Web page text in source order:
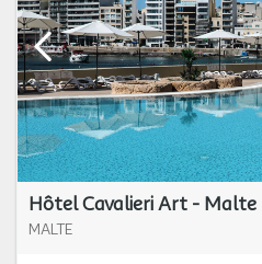
Hôtel Cavalieri Art - Malte
MALTE